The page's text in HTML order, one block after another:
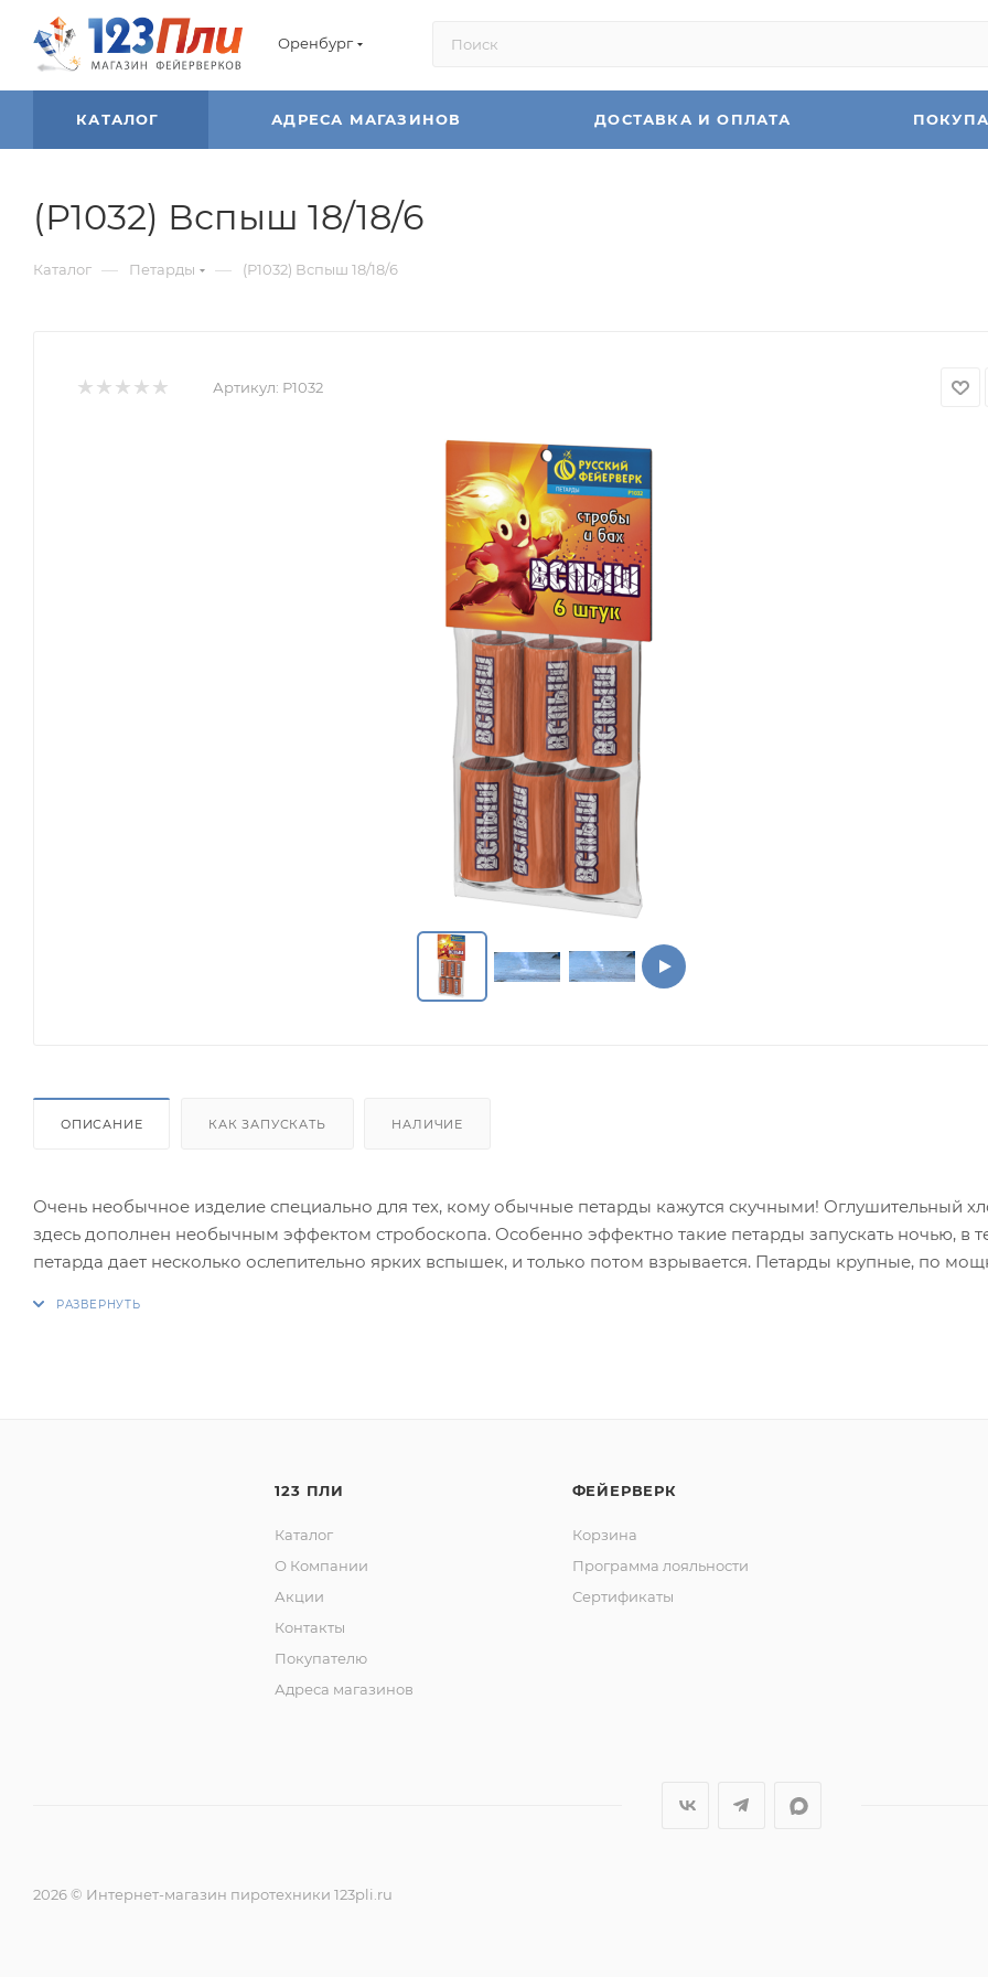
Оренбург
КАТАЛОГ АДРЕСА МАГАЗИНОВ ДОСТАВКА И ОПЛАТА
(Р1032) Вспыш 18/18/6
Каталог — Петарды — (Р1032) Вспыш 18/18/6
Артикул: Р1032
ОПИСАНИЕ КАК ЗАПУСКАТЬ НАЛИЧИЕ
Очень необычное изделие специально для тех, кому обычные петарды кажутся скучными! Оглушительный
здесь дополнен необычным эффектом стробоскопа. Особенно эффектно такие петарды запускать ночью, в
петарда дает несколько ослепительно ярких вспышек, и только потом взрывается. Петарды крупные, по
123 ПЛИ
Каталог
О Компании
Акции
Контакты
Покупателю
Адреса магазинов
ФЕЙЕРВЕРК
Корзина
Программа лояльности
Сертификаты
2026 © Интернет-магазин пиротехники 123pli.ru